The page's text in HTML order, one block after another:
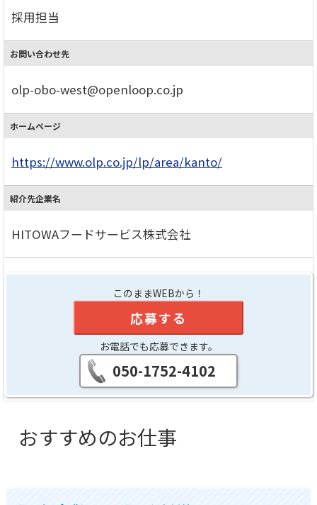
採用担当
お問い合わせ先
olp-obo-west@openloop.co.jp
ホームページ
https://www.olp.co.jp/lp/area/kanto/
紹介先企業名
HITOWAフードサービス株式会社
このままWEBから！
応募する
お電話でも応募できます。
050-1752-4102
おすすめのお仕事